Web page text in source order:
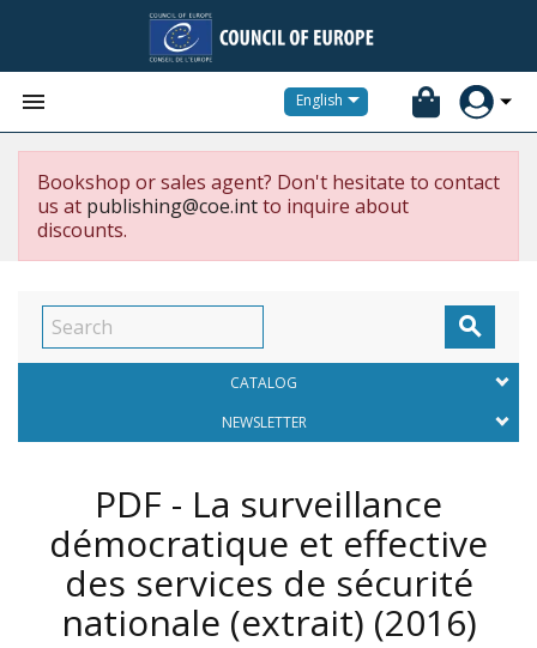
 English
Bookshop or sales agent? Don't hesitate to contact
us at publishing@coe.intto inquire about
discounts.

CATALOG
NEWSLETTER
PDF - La surveillance
démocratique et effective
des services de sécurité
nationale (extrait) (2016)